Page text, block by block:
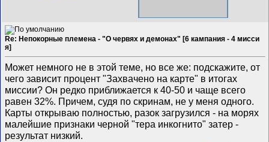
Re: Непокорные племена - "О червях и демонах" [6 кампания - 4 мисси
я]
Может немного не в этой теме, но все же: подскажите, от
чего зависит процент "Захвачено на карте" в итогах
миссии? Он редко приближается к 40-50 и чаще всего
равен 32%. Причем, судя по скринам, не у меня одного.
Карты открываю полностью, разок загрузился - на морях
малейшие признаки черной "тера инкогнито" затер -
результат низкий.